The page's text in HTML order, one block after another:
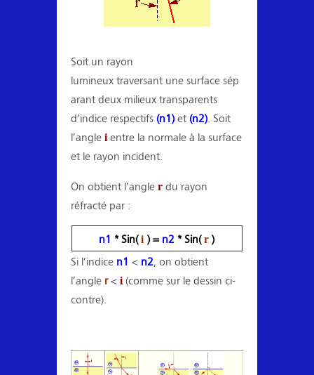
Soit un rayon
lumineux traversant une surface sép
arant deux milieux transparents
d’indice respectifs (n1) et (n2). Soit
l’angle i entre la normale à la surface
et le rayon incident.
On obtient l’angle r du rayon
réfracté par :
n1 * Sin(i ) = n2 * Sin(r )
Si l’indice n1 < n2, on obtient
l’angle r<i(comme sur le dessin ci-
contre).